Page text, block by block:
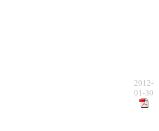
2012-
01-30